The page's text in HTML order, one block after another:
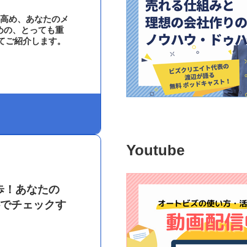
め、あなたのメ
の、とっても重
紹介します。
！あなたの
チェックす
Youtube